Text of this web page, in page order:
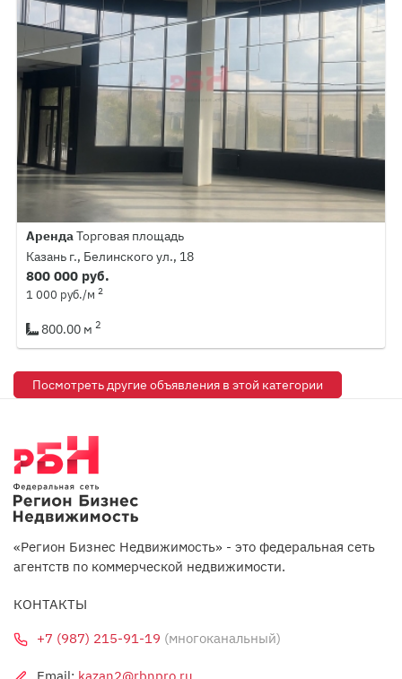
Аренда Торговая площадь
Казань г., Белинского ул., 18
800 000 руб.
1 000 руб./м 2
800.00 м 2
Посмотреть другие объявления в этой категории
«Регион Бизнес Недвижимость» - это федеральная сеть
агентств по коммерческой недвижимости.
КОНТАКТЫ
+7 (987) 215-91-19 (многоканальный)
Email: kazan2@rbnpro.ru